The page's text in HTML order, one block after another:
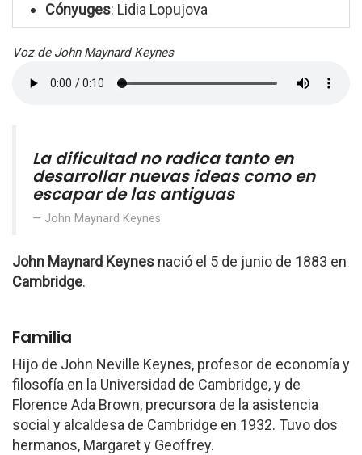
Cónyuges: Lidia Lopujova
Voz de John Maynard Keynes
La dificultad no radica tanto en
desarrollar nuevas ideas como en
escapar de las antiguas
John Maynard Keynes
John Maynard Keynes nació el 5 de junio de 1883 en
Cambridge.
Familia
Hijo de John Neville Keynes, profesor de economía y
filosofía en la Universidad de Cambridge, y de
Florence Ada Brown, precursora de la asistencia
social y alcaldesa de Cambridge en 1932. Tuvo dos
hermanos, Margaret y Geoffrey.